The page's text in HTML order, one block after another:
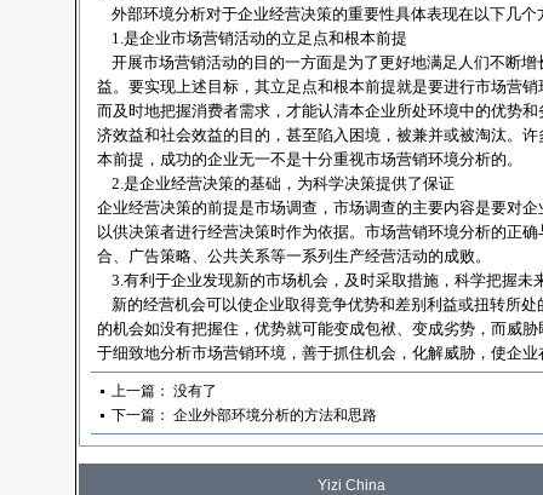
外部环境分析对于企业经营决策的重要性具体表现在以下几个
1.是企业市场营销活动的立足点和根本前提
开展市场营销活动的目的一方面是为了更好地满足人们不断
益。要实现上述目标，其立足点和根本前提就是要进行市场营
而及时地把握消费者需求，才能认清本企业所处环境中的优势
济效益和社会效益的目的，甚至陷入困境，被兼并或被淘汰。
本前提，成功的企业无一不是十分重视市场营销环境分析的。
2.是企业经营决策的基础，为科学决策提供了保证
企业经营决策的前提是市场调查，市场调查的主要内容是要对
以供决策者进行经营决策时作为依据。市场营销环境分析的正
合、广告策略、公共关系等一系列生产经营活动的成败。
3.有利于企业发现新的市场机会，及时采取措施，科学把握未
新的经营机会可以使企业取得竞争优势和差别利益或扭转所
的机会如没有把握住，优势就可能变成包袱、变成劣势，而威
于细致地分析市场营销环境，善于抓住机会，化解威胁，使企
上一篇： 没有了
下一篇： 企业外部环境分析的方法和思路
Yizi China